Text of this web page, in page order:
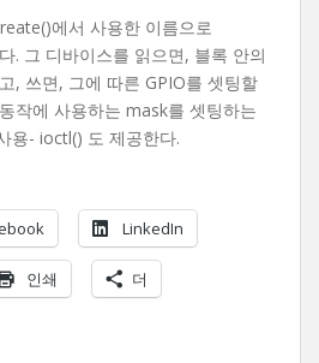
에서 사용한 이름으로
. 그 디바이스를 읽으면, 블록 안의
, 쓰면, 그에 따른 GPIO를 셋팅할
작에 사용하는 mask를 셋팅하는
용- ioctl() 도 제공한다.
LinkedIn
인쇄 더